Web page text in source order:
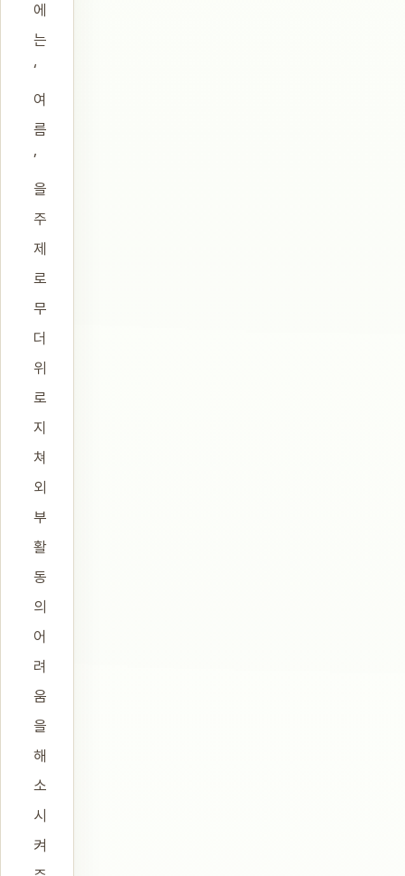
에
는
‘
여
름
’
을
주
제
로
무
더
위
로
지
쳐
외
부
활
동
의
어
려
움
을
해
소
시
켜